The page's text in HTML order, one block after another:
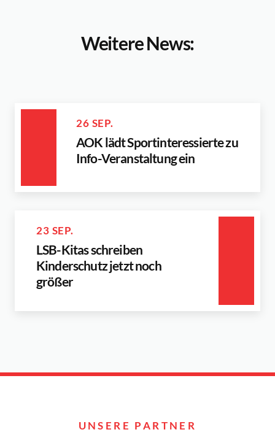
Weitere News:
26 SEP.
AOK lädt Sportinteressierte zu
Info-Veranstaltung ein
23 SEP.
LSB-Kitas schreiben
Kinderschutz jetzt noch
größer
UNSERE PARTNER